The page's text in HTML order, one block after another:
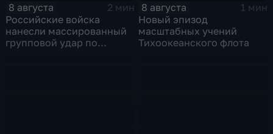
8 августа
2 мин
Российские войска
нанесли массированный
групповой удар по
8 августа
1 мин
Новый эпизод
масштабных учений
Тихоокеанского флота